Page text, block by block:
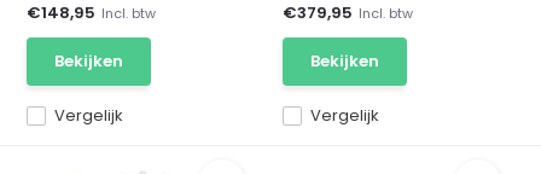
Vergelijk
€148,95 Incl. btw
Bekijken
Vergelijk
€379,95 Incl. btw
Bekijken